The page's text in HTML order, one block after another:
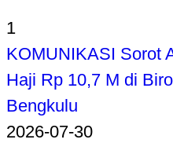
1
KOMUNIKASI Sorot
Haji Rp 10,7 M di
Bengkulu
2026-07-30